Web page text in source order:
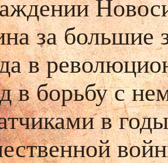
за большие
в
в борьбу с
в